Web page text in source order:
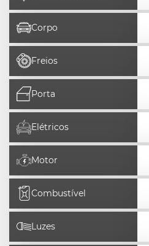
Corpo
Freios
Porta
Elétricos
Motor
Combustível
Luzes